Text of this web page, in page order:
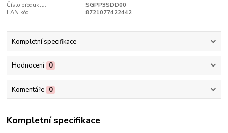
Číslo produktu:
SGPP3SDD00
EAN kód:
8721077422442
Kompletní specifikace
Hodnocení 0
Komentáře 0
Kompletní specifikace